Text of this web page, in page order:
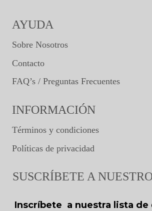
AYUDA
Sobre Nosotros
Contacto
FAQ’s / Preguntas Frecuentes
INFORMACIÓN
Términos y condiciones
Políticas de privacidad
SUSCRÍBETE A
Inscríbete a nuestra lista de